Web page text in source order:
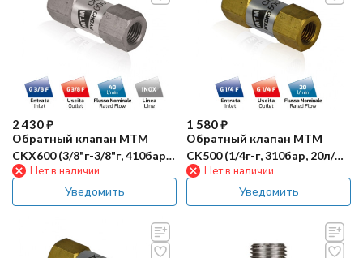
2 430₽
Обратный клапан MTM
CKX600 (3/8"г-3/8"г, 410бар,
40л/мин, нерж)
Нет в наличии
Уведомить
1 580₽
Обратный клапан MTM
CK500 (1/4г-г, 310бар, 20л/
мин, лат)
Нет в наличии
Уведомить